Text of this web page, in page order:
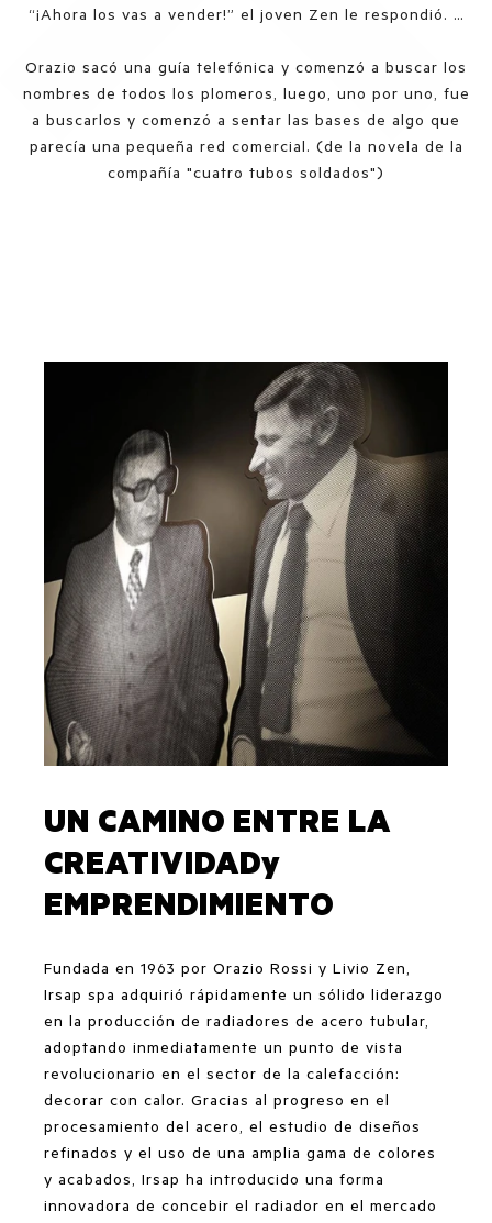
“¡Ahora los vas a vender!” el joven Zen le respondió. …
Orazio sacó una guía telefónica y comenzó a buscar los
nombres de todos los plomeros, luego, uno por uno, fue
a buscarlos y comenzó a sentar las bases de algo que
parecía una pequeña red comercial. (de la novela de la
compañía "cuatro tubos soldados")
UN CAMINO ENTRE LA
CREATIVIDADy
EMPRENDIMIENTO
Fundada en 1963 por Orazio Rossi y Livio Zen,
Irsap spa adquirió rápidamente un sólido liderazgo
en la producción de radiadores de acero tubular,
adoptando inmediatamente un punto de vista
revolucionario en el sector de la calefacción:
decorar con calor. Gracias al progreso en el
procesamiento del acero, el estudio de diseños
refinados y el uso de una amplia gama de colores
y acabados, Irsap ha introducido una forma
innovadora de concebir el radiador en el mercado